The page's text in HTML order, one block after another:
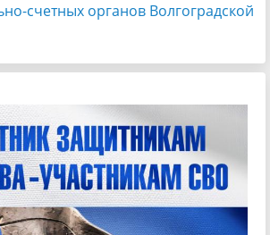
счетных органов Волгоградской